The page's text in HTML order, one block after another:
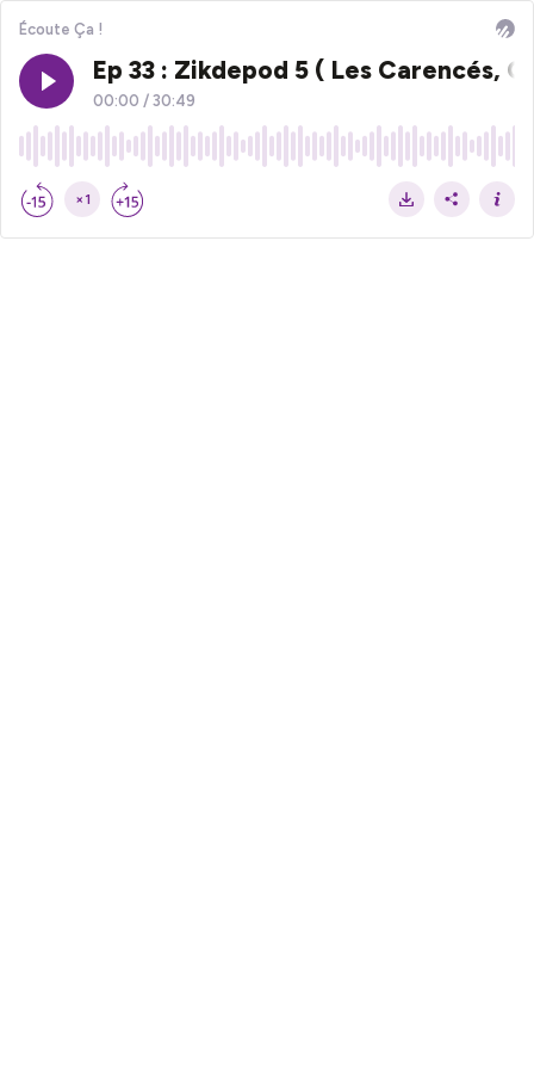
Écoute Ça !
Ep 33 : Zikdepod 5 ( Les Carencés,
00:00 / 30:49
×1